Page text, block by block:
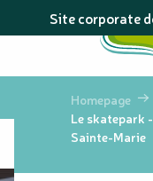
au
principal
Site corporate
Homepage
Le skatepark
Sainte-Marie